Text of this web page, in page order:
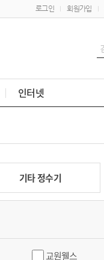
로그인 회원가입
인터넷
기타 정수기
교원웰스